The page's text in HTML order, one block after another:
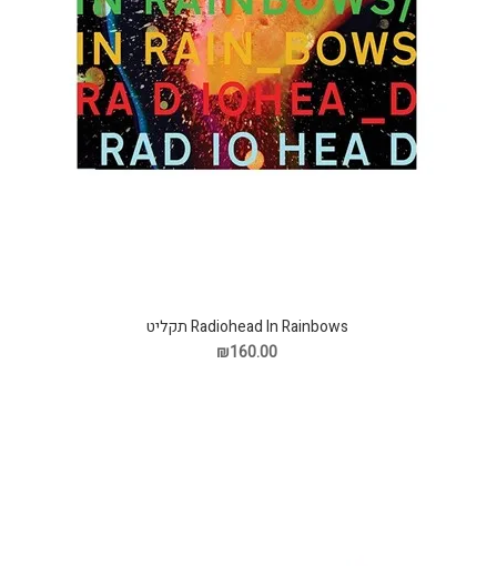
Radiohead In Rainbows תקליט
₪160.00